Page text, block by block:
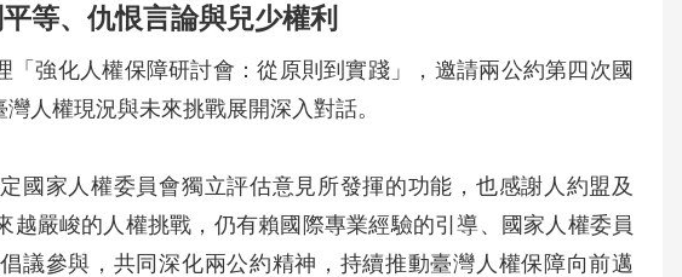
等、仇恨言論與兒少權利
強化人權保障研討會：從原則到實踐」，邀請兩公約第四次國
人權現況與未來挑戰展開深入對話。
國家人權委員會獨立評估意見所發揮的功能，也感謝人約盟及
嚴峻的人權挑戰，仍有賴國際專業經驗的引導、國家人權委員
議參與，共同深化兩公約精神，持續推動臺灣人權保障向前邁